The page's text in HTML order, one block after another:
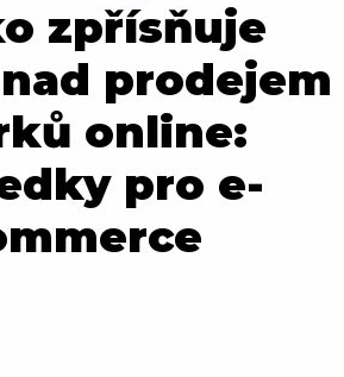
zpřísňuje
prodejem
online:
pro e-